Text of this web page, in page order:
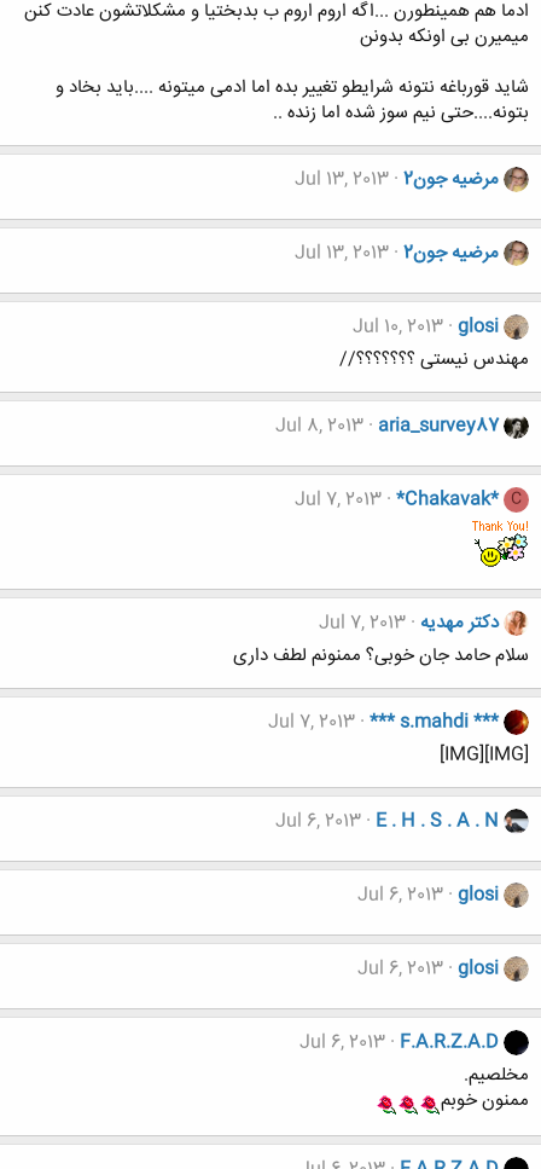
ادما هم همینطورن ...اگه اروم اروم ب بدبختیا و مشکلاتشون عادت کنن
میمیرن بی اونکه بدونن
شاید قورباغه نتونه شرایطو تغییر بده اما ادمی میتونه ....باید بخاد و
بتونه....حتی نیم سوز شده اما زنده ..
مرضیه جون2 Jul 13, 2013
مرضیه جون2 Jul 13, 2013
glosi
Jul 10, 2013
مهندس نیستی ؟؟؟؟؟؟؟//
aria_survey87
Jul 8, 2013
C
*Chakavak*
Jul 7, 2013
دکتر مهدیه Jul 7, 2013
سلام حامد جان خوبی؟ ممنونم لطف داری
*** s.mahdi ***
Jul 7, 2013
[IMG][IMG]
E . H . S . A . N
Jul 6, 2013
glosi
Jul 6, 2013
glosi
Jul 6, 2013
F.A.R.Z.A.D
Jul 6, 2013
مخلصیم.
ممنون خوبم